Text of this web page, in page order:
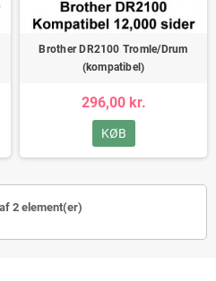
Brother DR2100 Tromle/Drum
(kompatibel)
296,00 kr.
KØB
2 element(er)